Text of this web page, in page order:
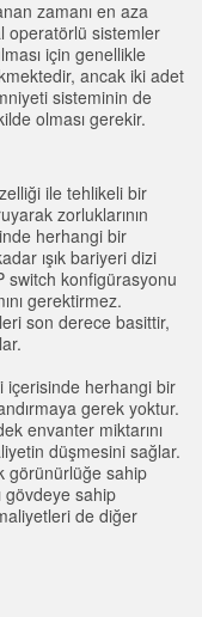
zamanı en aza
operatörlü sistemler
için genellikle
ancak iki adet
sisteminin de
olması gerekir.
ile tehlikeli bir
zorluklarının
herhangi bir
ışık bariyeri dizi
switch konfigürasyonu
gerektirmez.
son derece basittir,
içerisinde herhangi bir
gerek yoktur.
envanter miktarını
düşmesini sağlar.
görünürlüğe sahip
gövdeye sahip
de diğer